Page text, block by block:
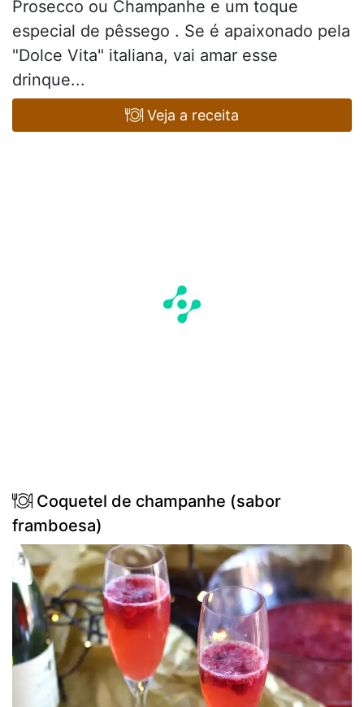
Prosecco ou Champanhe e um toque
especial de pêssego . Se é apaixonado pela
"Dolce Vita" italiana, vai amar esse
drinque...
Veja a receita
Coquetel de champanhe (sabor
framboesa)